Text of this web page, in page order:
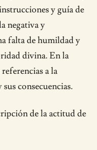
y guía de
negativa y
falta de humildad y
divina. En la
a la
consecuencias.
de la actitud de